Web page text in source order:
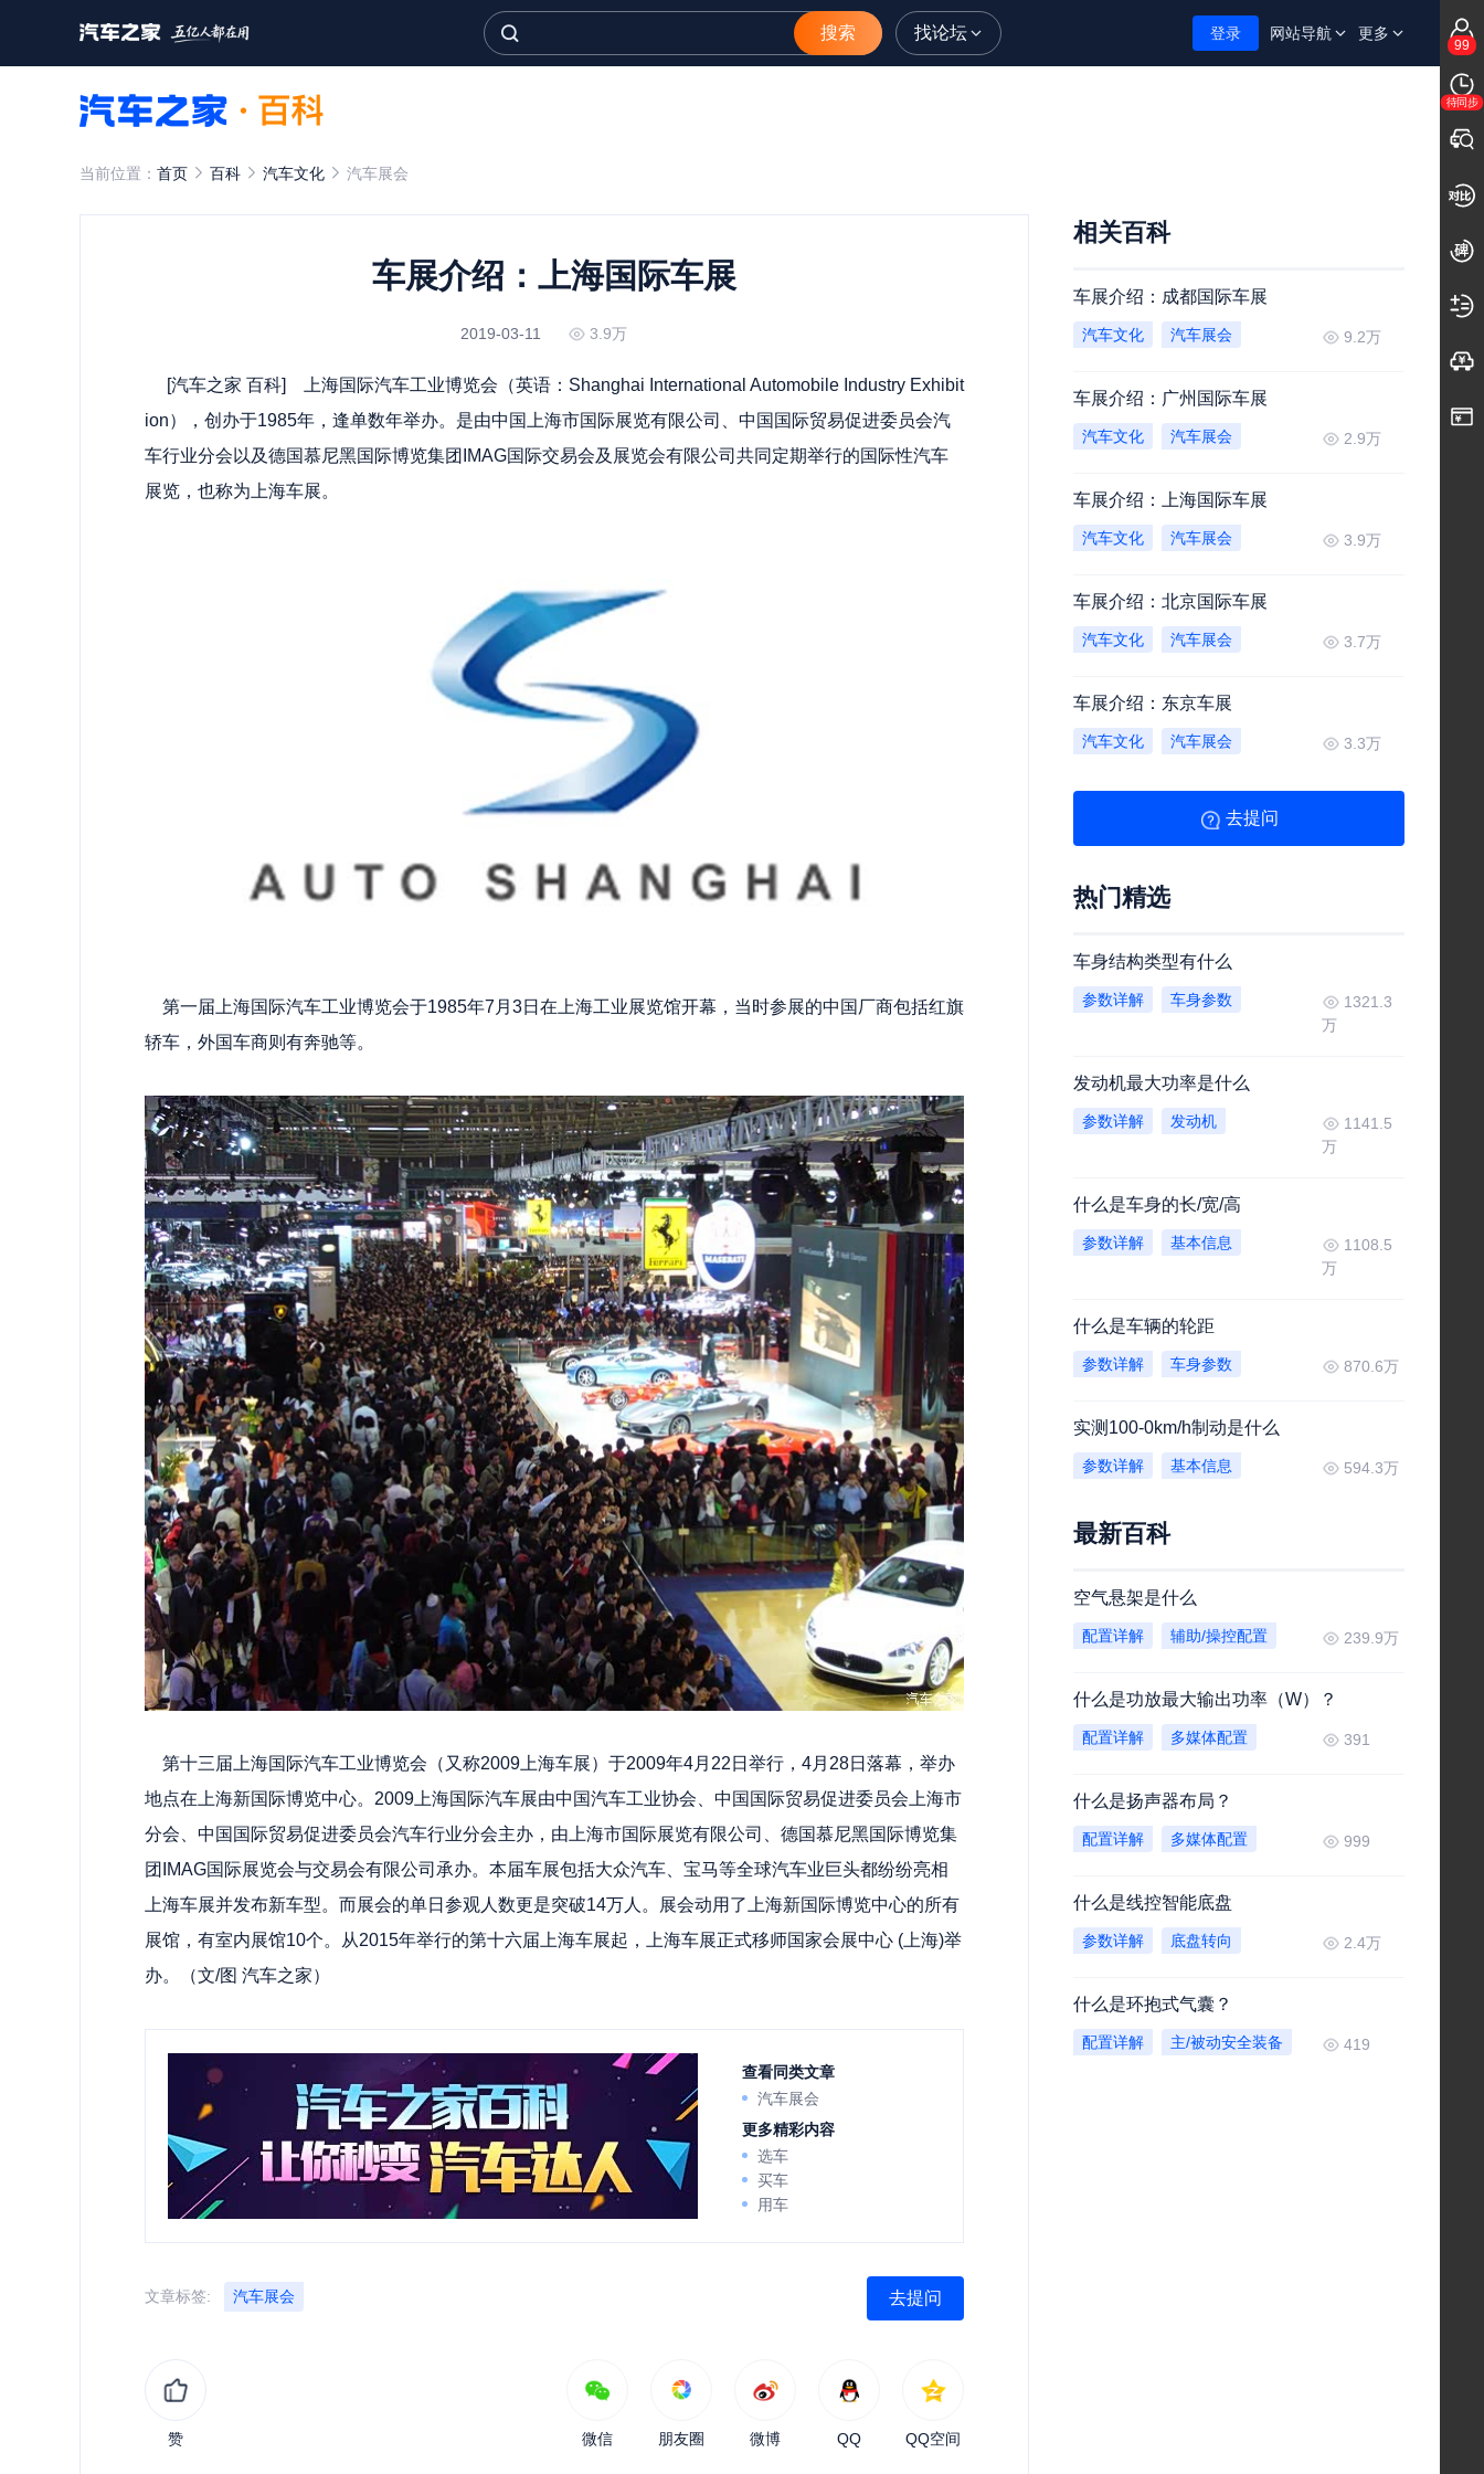
搜索 找论坛 登录 网站导航 更多
当前位置： 首页 百科 汽车文化 汽车展会
车展介绍：上海国际车展
2019-03-11 3.9万
[汽车之家 百科] 上海国际汽车工业博览会（英语：Shanghai International Automobile Industry Exhibit
ion），创办于1985年，逢单数年举办。是由中国上海市国际展览有限公司、中国国际贸易促进委员会汽
车行业分会以及德国慕尼黑国际博览集团IMAG国际交易会及展览会有限公司共同定期举行的国际性汽车
展览，也称为上海车展。
第一届上海国际汽车工业博览会于1985年7月3日在上海工业展览馆开幕，当时参展的中国厂商包括红旗
轿车，外国车商则有奔驰等。
第十三届上海国际汽车工业博览会（又称2009上海车展）于2009年4月22日举行，4月28日落幕，举办
地点在上海新国际博览中心。2009上海国际汽车展由中国汽车工业协会、中国国际贸易促进委员会上海市
分会、中国国际贸易促进委员会汽车行业分会主办，由上海市国际展览有限公司、德国慕尼黑国际博览集
团IMAG国际展览会与交易会有限公司承办。本届车展包括大众汽车、宝马等全球汽车业巨头都纷纷亮相
上海车展并发布新车型。而展会的单日参观人数更是突破14万人。展会动用了上海新国际博览中心的所有
展馆，有室内展馆10个。从2015年举行的第十六届上海车展起，上海车展正式移师国家会展中心 (上海)举
办。（文/图 汽车之家）
查看同类文章
汽车展会
更多精彩内容
选车
买车
用车
文章标签: 汽车展会 去提问
赞 微信 朋友圈 微博 QQ QQ空间
相关百科
车展介绍：成都国际车展
汽车文化 汽车展会 9.2万
车展介绍：广州国际车展
汽车文化 汽车展会 2.9万
车展介绍：上海国际车展
汽车文化 汽车展会 3.9万
车展介绍：北京国际车展
汽车文化 汽车展会 3.7万
车展介绍：东京车展
汽车文化 汽车展会 3.3万
去提问
热门精选
车身结构类型有什么
参数详解 车身参数
1321.3
万
发动机最大功率是什么
参数详解 发动机
1141.5
万
什么是车身的长/宽/高
参数详解 基本信息
1108.5
万
什么是车辆的轮距
参数详解 车身参数 870.6万
实测100-0km/h制动是什么
参数详解 基本信息 594.3万
最新百科
空气悬架是什么
配置详解 辅助/操控配置 239.9万
什么是功放最大输出功率（W）？
配置详解 多媒体配置 391
什么是扬声器布局？
配置详解 多媒体配置 999
什么是线控智能底盘
参数详解 底盘转向 2.4万
什么是环抱式气囊？
配置详解 主/被动安全装备 419
99
待同步